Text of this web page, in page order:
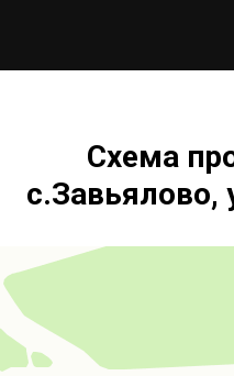
Схема
с.Завьялово,